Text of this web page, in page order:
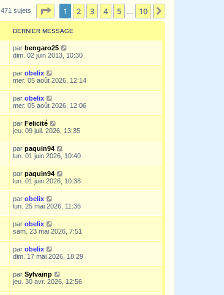
a
g
e
m
s
s
a
g
e
n
e
r
s
s
a
e
e
d
e
r
i
e
r
m
s
s
g
e
471 sujets Page sur10
1 2 3 4 5 10
DERNIER MESSAGE
par bengaro25
dim. 02 juin 2013, 10:30
par obelix
mer. 05 août 2026, 12:14
par obelix
mer. 05 août 2026, 12:06
par Felicité
jeu. 09 juil. 2026, 13:35
par paquin94
lun. 01 juin 2026, 10:40
par paquin94
lun. 01 juin 2026, 10:38
par obelix
lun. 25 mai 2026, 11:36
par obelix
sam. 23 mai 2026, 7:51
par obelix
dim. 17 mai 2026, 18:29
par Sylvainp
jeu. 30 avr. 2026, 12:56